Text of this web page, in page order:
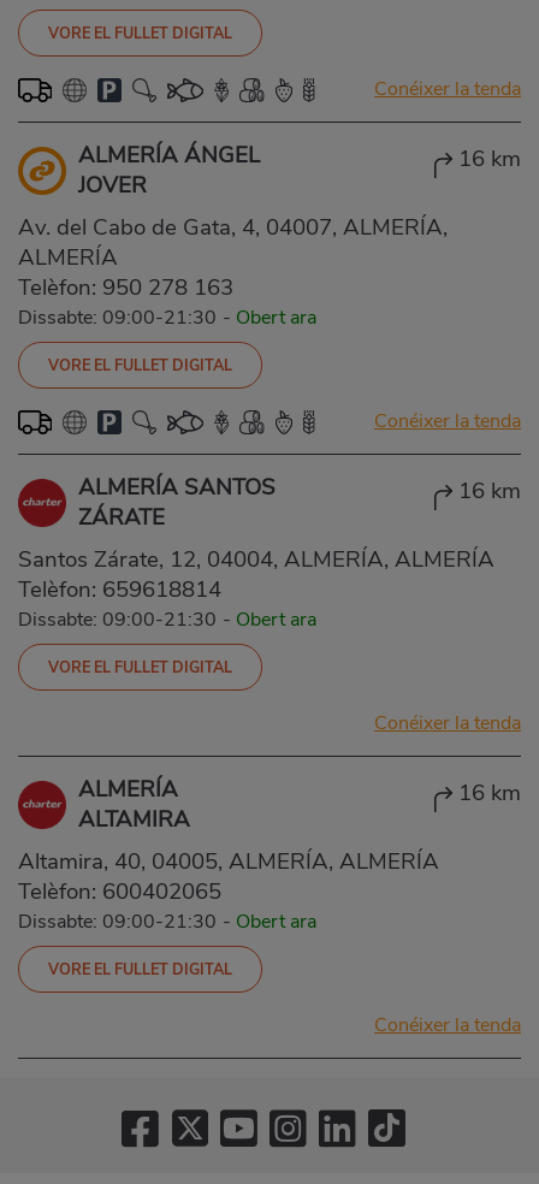
VORE EL FULLET DIGITAL
Conéixer la tenda
ALMERÍA ÁNGEL
JOVER
16 km
Av. del Cabo de Gata, 4, 04007, ALMERÍA,
ALMERÍA
Telèfon: 950 278 163
Dissabte: 09:00-21:30 - Obert ara
VORE EL FULLET DIGITAL
Conéixer la tenda
ALMERÍA SANTOS
ZÁRATE
16 km
Santos Zárate, 12, 04004, ALMERÍA, ALMERÍA
Telèfon: 659618814
Dissabte: 09:00-21:30 - Obert ara
VORE EL FULLET DIGITAL
Conéixer la tenda
ALMERÍA
ALTAMIRA
16 km
Altamira, 40, 04005, ALMERÍA, ALMERÍA
Telèfon: 600402065
Dissabte: 09:00-21:30 - Obert ara
VORE EL FULLET DIGITAL
Conéixer la tenda